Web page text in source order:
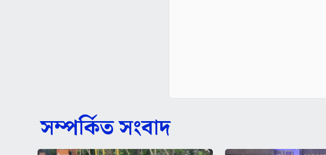
সম্পর্কিত সংবাদ